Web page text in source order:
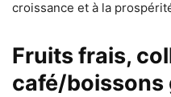
croissance et à la
Fruits frais,
café/boissons